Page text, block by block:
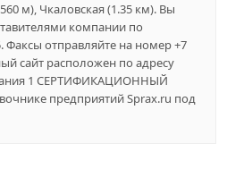
м), Чкаловская (1.35 км). Вы
компании по
Факсы отправляйте на номер +7
сайт расположен по адресу
1 СЕРТИФИКАЦИОННЫЙ
предприятий Sprax.ru под